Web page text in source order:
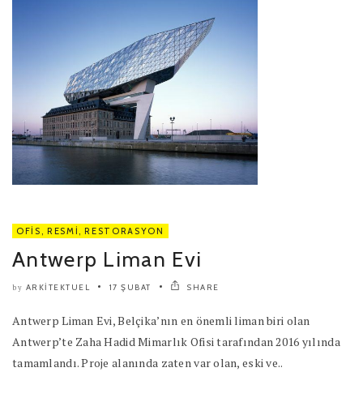
OFIS , RESMI , RESTORASYON
Antwerp Liman Evi
by ARKITEKTUEL 17 ŞUBAT SHARE
Antwerp Liman Evi, Belçika’nın en önemli liman biri olan
Antwerp’te Zaha Hadid Mimarlık Ofisi tarafından 2016 yılında
tamamlandı. Proje alanında zaten var olan, eski ve..